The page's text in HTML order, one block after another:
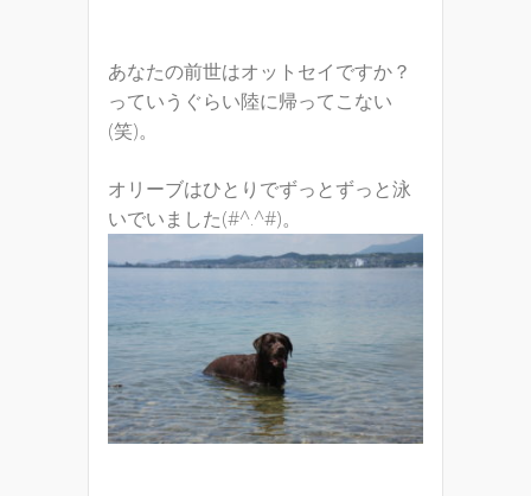
あなたの前世はオットセイですか？
っていうぐらい陸に帰ってこない
(笑)。
オリーブはひとりでずっとずっと泳
いでいました(#^.^#)。